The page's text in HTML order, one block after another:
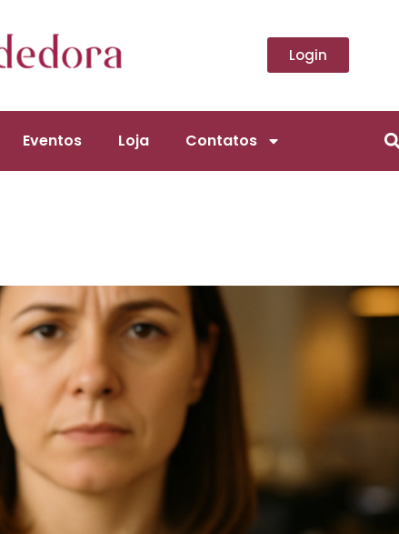
Login
Eventos Loja Contatos